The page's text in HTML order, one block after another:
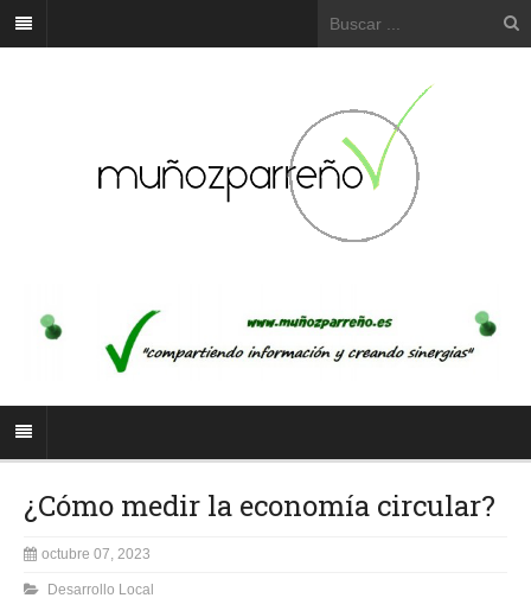
¿Cómo medir la economía circular?
octubre 07, 2023
Desarrollo Local